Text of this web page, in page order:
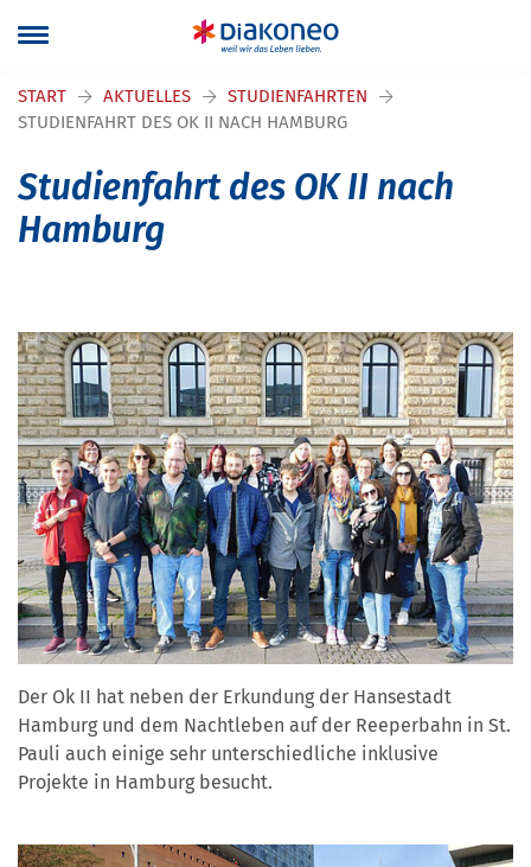
START AKTUELLES
STUDIENFAHRTEN
STUDIENFAHRT DES OK II NACH HAMBURG
Studienfahrt des OK II nach
Hamburg
Der Ok II hat neben der Erkundung der Hansestadt
Hamburg und dem Nachtleben auf der Reeperbahn in St.
Pauli auch einige sehr unterschiedliche inklusive
Projekte in Hamburg besucht.